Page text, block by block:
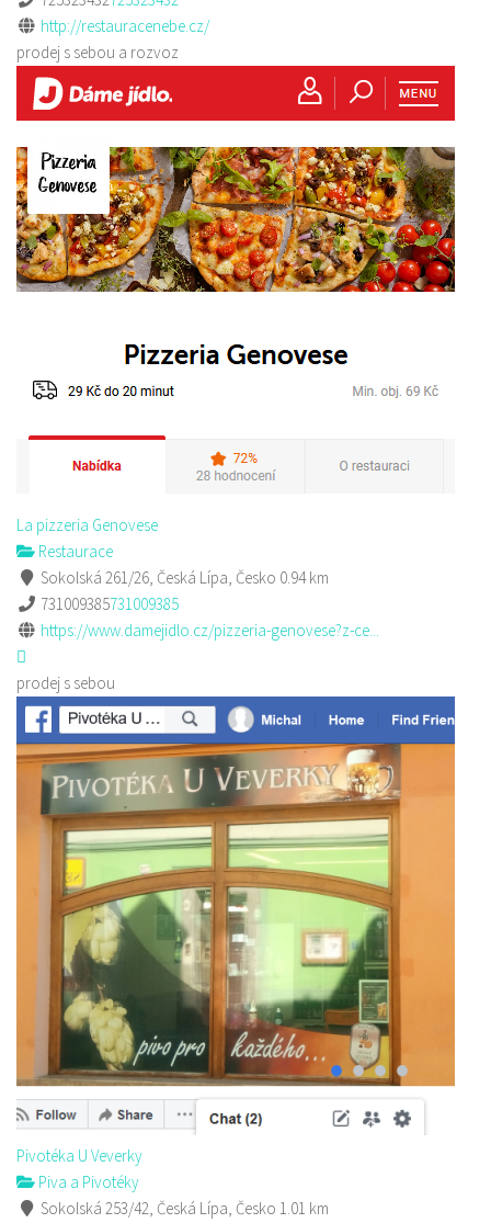
http://restauracenebe.cz/
prodej s sebou a rozvoz
La pizzeria Genovese
Restaurace
Sokolská 261/26, Česká Lípa, Česko 0.94 km
731009385731009385
https://www.damejidlo.cz/pizzeria-genovese?z-ce...
prodej s sebou
Pivotéka U Veverky
Piva a Pivotéky
Sokolská 253/42, Česká Lípa, Česko 1.01 km